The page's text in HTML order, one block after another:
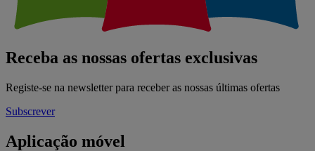
Receba as nossas ofertas exclusivas
Registe-se na newsletter para receber as nossas últimas ofertas
Subscrever
Aplicação móvel